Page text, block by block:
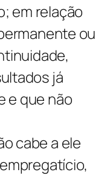
em relação
ou
já
e que não
cabe a ele